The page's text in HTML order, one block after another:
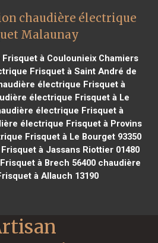
chaudière électrique
Malaunay
à Coulounieix Chamiers
Frisquet à Saint André de
électrique Frisquet à
électrique Frisquet à Le
électrique Frisquet à
électrique Frisquet à Provins
Frisquet à Le Bourget 93350
à Jassans Riottier 01480
à Brech 56400chaudière
à Allauch 13190